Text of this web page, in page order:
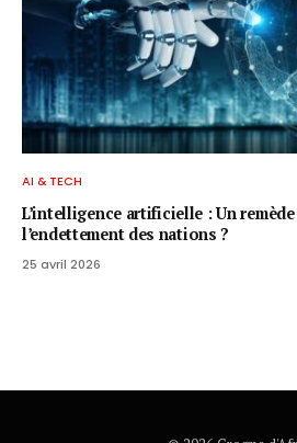
AI & TECH
L’intelligence artificielle : Un
l’endettement des nations ?
25 avril 2026